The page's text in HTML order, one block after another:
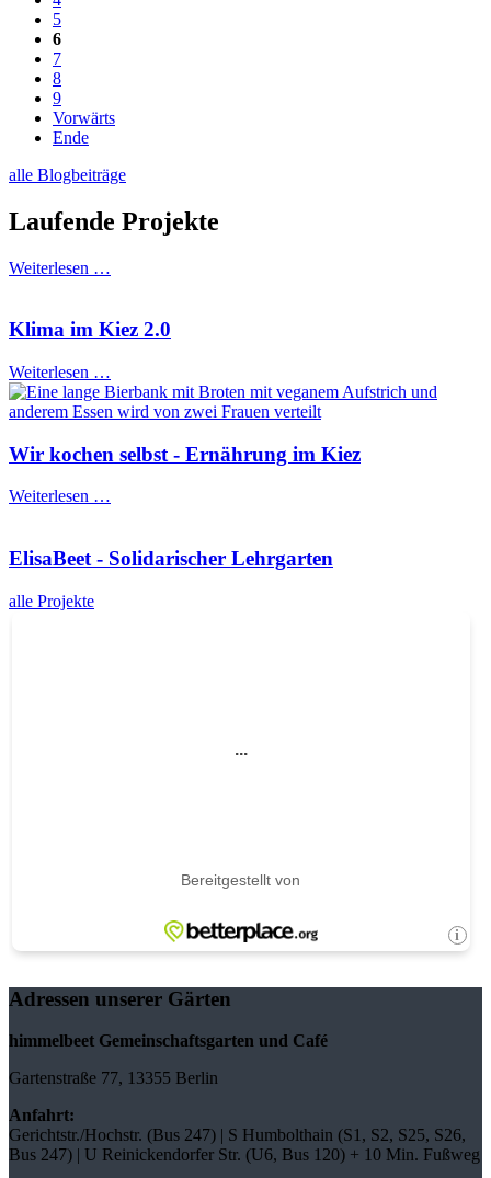
5
6
7
8
9
Vorwärts
Ende
alle Blogbeiträge
Laufende Projekte
Weiterlesen …
Klima im Kiez 2.0
Weiterlesen …
Wir kochen selbst - Ernährung im Kiez
Weiterlesen …
ElisaBeet - Solidarischer Lehrgarten
alle Projekte
Adressen unserer Gärten
himmelbeet Gemeinschaftsgarten und Café
Gartenstraße 77, 13355 Berlin
Anfahrt:
Gerichtstr./Hochstr. (Bus 247) | S Humbolthain (S1, S2, S25, S26,
Bus 247) | U Reinickendorfer Str. (U6, Bus 120) + 10 Min. Fußweg